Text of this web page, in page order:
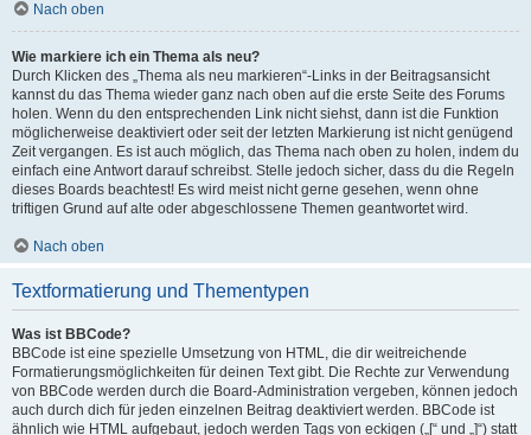
Nach oben
Wie markiere ich ein Thema als neu?
Durch Klicken des „Thema als neu markieren“-Links in der Beitragsansicht
kannst du das Thema wieder ganz nach oben auf die erste Seite des Forums
holen. Wenn du den entsprechenden Link nicht siehst, dann ist die Funktion
möglicherweise deaktiviert oder seit der letzten Markierung ist nicht genügend
Zeit vergangen. Es ist auch möglich, das Thema nach oben zu holen, indem du
einfach eine Antwort darauf schreibst. Stelle jedoch sicher, dass du die Regeln
dieses Boards beachtest! Es wird meist nicht gerne gesehen, wenn ohne
triftigen Grund auf alte oder abgeschlossene Themen geantwortet wird.
Nach oben
Textformatierung und Thementypen
Was ist BBCode?
BBCode ist eine spezielle Umsetzung von HTML, die dir weitreichende
Formatierungsmöglichkeiten für deinen Text gibt. Die Rechte zur Verwendung
von BBCode werden durch die Board-Administration vergeben, können jedoch
auch durch dich für jeden einzelnen Beitrag deaktiviert werden. BBCode ist
ähnlich wie HTML aufgebaut, jedoch werden Tags von eckigen („[“ und „]“) statt